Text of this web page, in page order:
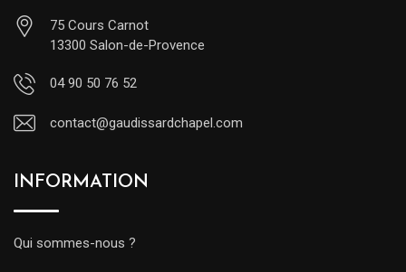
75 Cours Carnot
13300 Salon-de-Provence
04 90 50 76 52
contact@gaudissardchapel.com
INFORMATION
Qui sommes-nous ?